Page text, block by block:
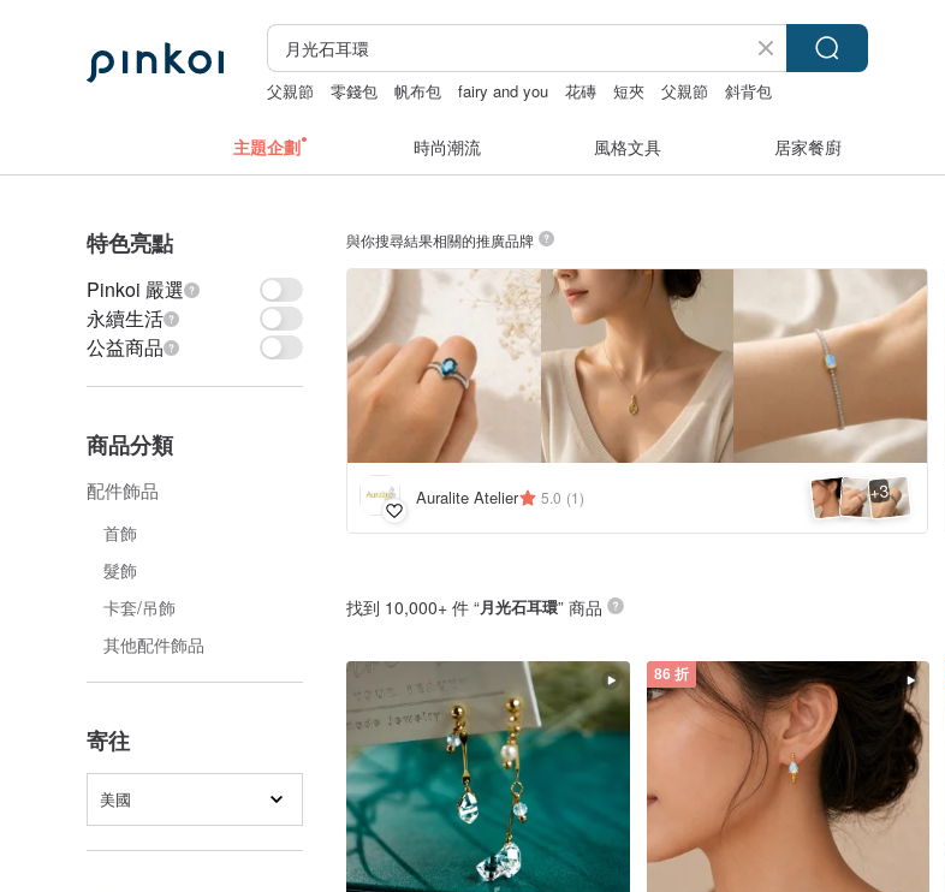
父親節 零錢包 帆布包 fairy and you 花磚 短夾 父親節 斜背包
主題企劃 時尚潮流 風格文具 居家餐廚
特色亮點
Pinkoi 嚴選
永續生活
公益商品
商品分類
配件飾品
首飾
髮飾
卡套/吊飾
其他配件飾品
寄往
美國
與你搜尋結果相關的推廣品牌
Auralite Atelier 5.0 (1) +3
找到 10,000+ 件 “月光石耳環” 商品
86 折